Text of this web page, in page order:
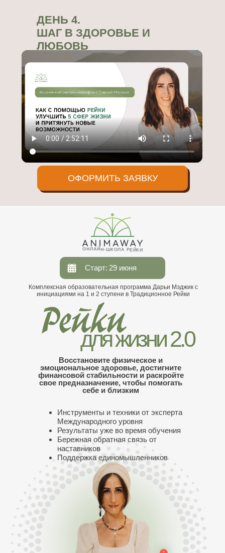
ДЕНЬ 4.
ШАГ В ЗДОРОВЬЕ И
ЛЮБОВЬ
ОФОРМИТЬ ЗАЯВКУ
Комплексная образовательная программа Дарьи Мэджик с
инициациями на 1 и 2 ступени в Традиционное Рейки
Восстановите физическое и
эмоциональное здоровье, достигните
финансовой стабильности и раскройте
свое предназначение, чтобы помогать
себе и близким
Инструменты и техники от эксперта
Международного уровня
Результаты уже во время обучения
Бережная обратная связь от
наставников
Поддержка единомышленников
для жизни 2.0
ОНЛАЙН-ШКОЛА РЕЙКИ
Старт: 29 июня